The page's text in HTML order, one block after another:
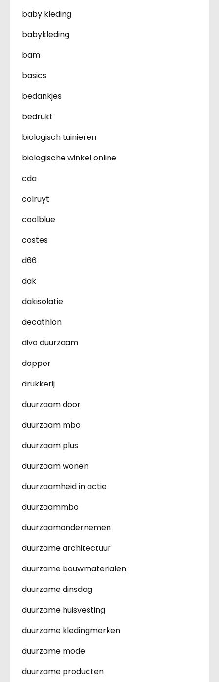
baby kleding
babykleding
bam
basics
bedankjes
bedrukt
biologisch tuinieren
biologische winkel online
cda
colruyt
coolblue
costes
d66
dak
dakisolatie
decathlon
divo duurzaam
dopper
drukkerij
duurzaam door
duurzaam mbo
duurzaam plus
duurzaam wonen
duurzaamheid in actie
duurzaammbo
duurzaamondernemen
duurzame architectuur
duurzame bouwmaterialen
duurzame dinsdag
duurzame huisvesting
duurzame kledingmerken
duurzame mode
duurzame producten